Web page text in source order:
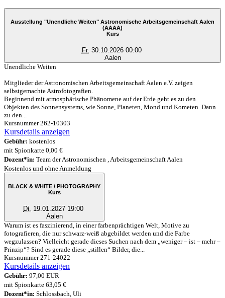
Ausstellung "Unendliche Weiten" Astronomische Arbeitsgemeinschaft Aalen
(AAAA)
Kurs
Fr. 30.10.2026 00:00
Aalen
Unendliche Weiten
Mitglieder der Astronomischen Arbeitsgemeinschaft Aalen e.V. zeigen
selbstgemachte Astrofotografien.
Beginnend mit atmosphärische Phänomene auf der Erde geht es zu den
Objekten des Sonnensystems, wie Sonne, Planeten, Mond und Kometen. Dann
zu den...
Kursnummer 262-10303
Kursdetails anzeigen
Gebühr: kostenlos
mit Spionkarte 0,00 €
Dozent*in: Team der Astronomischen , Arbeitsgemeinschaft Aalen
Kostenlos und ohne Anmeldung
BLACK & WHITE / PHOTOGRAPHY
Kurs
Di.
19.01.2027 19:00
Aalen
Warum ist es faszinierend, in einer farbenprächtigen Welt, Motive zu
fotografieren, die nur schwarz-weiß abgebildet werden und die Farbe
wegzulassen? Vielleicht gerade dieses Suchen nach dem „weniger – ist – mehr –
Prinzip“? Sind es gerade diese „stillen“ Bilder, die...
Kursnummer 271-24022
Kursdetails anzeigen
Gebühr: 97,00 EUR
mit Spionkarte 63,05 €
Dozent*in: Schlossbach, Uli